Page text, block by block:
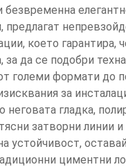
което гарантира,
да се подобри
големи формати до
за
гладка,
затворни линии
устойчивост,
циментни